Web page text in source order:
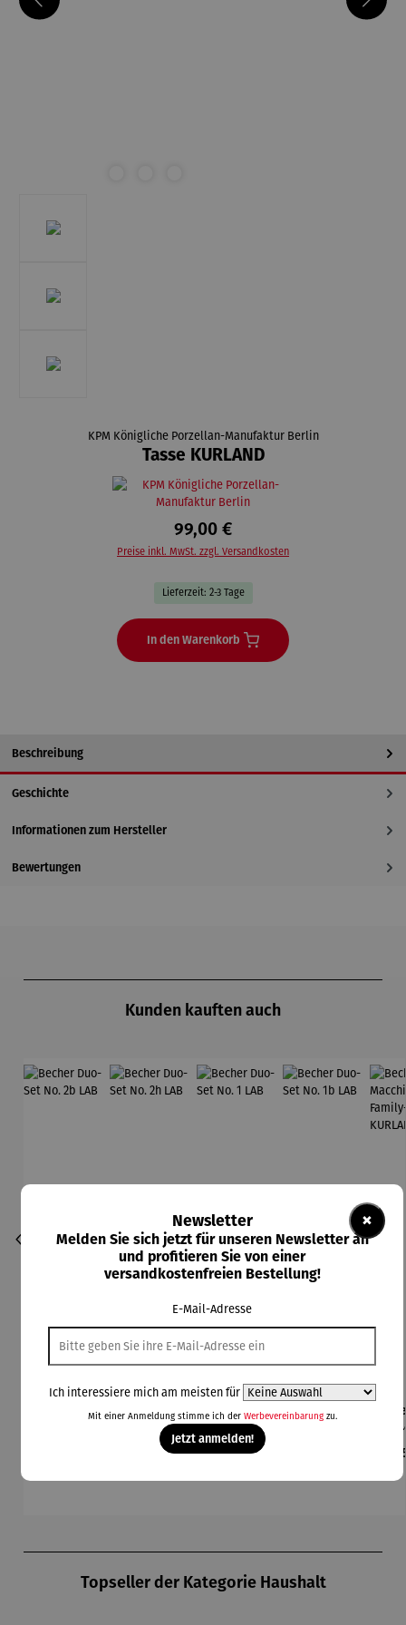
KPM Königliche Porzellan-Manufaktur Berlin
Tasse KURLAND
99,00 €
Preise inkl. MwSt. zzgl. Versandkosten
Lieferzeit: 2-3 Tage
In den Warenkorb
Beschreibung
Geschichte
Informationen zum Hersteller
Bewertungen
Kunden kauften auch
Becher
Duo-Set
No. 2h LAB
Regulärer Preis:
125,00 €
Becher
Duo-Set
No. 1 LAB
Regulärer Preis:
99,00 €
Becher
Duo-Set
Topseller der Kategorie Haushalt
×
Newsletter
Melden Sie sich jetzt für unseren Newsletter an
und profitieren Sie von einer
versandkostenfreien Bestellung!
E-Mail-Adresse
Ich interessiere mich am meisten für
Mit einer Anmeldung stimme ich der Werbevereinbarungzu.
Jetzt anmelden!